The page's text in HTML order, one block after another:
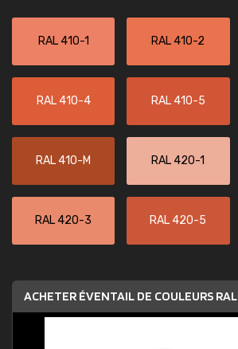
RAL 410-1 RAL 410-2
RAL 410-4 RAL 410-5
RAL 410-M RAL 420-1
RAL 420-3 RAL 420-5
ACHETER ÉVENTAIL DE COULEURS RAL